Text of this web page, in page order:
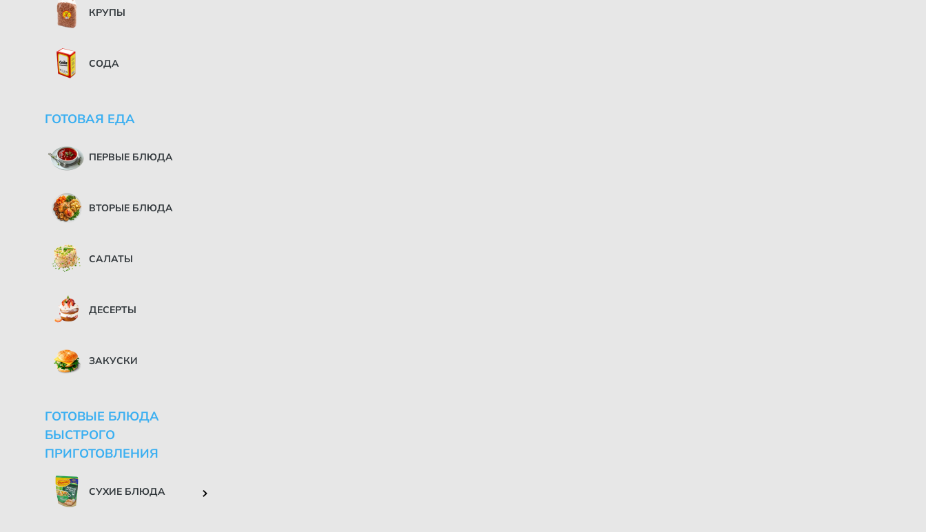
КРУПЫ
СОДА
ГОТОВАЯ ЕДА
ПЕРВЫЕ БЛЮДА
ВТОРЫЕ БЛЮДА
САЛАТЫ
ДЕСЕРТЫ
ЗАКУСКИ
ГОТОВЫЕ БЛЮДА
БЫСТРОГО
ПРИГОТОВЛЕНИЯ
СУХИЕ БЛЮДА